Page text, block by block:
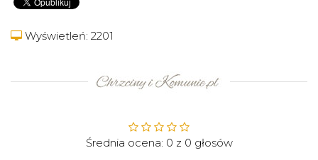
Wyświetleń: 2201
Średnia ocena: 0 z 0 głosów